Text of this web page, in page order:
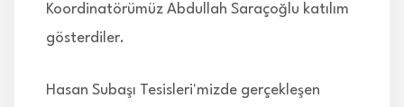
Koordinatörümüz Abdullah Saraçoğlu katılım
gösterdiler.
Hasan Subaşı Tesisleri'mizde gerçekleşen